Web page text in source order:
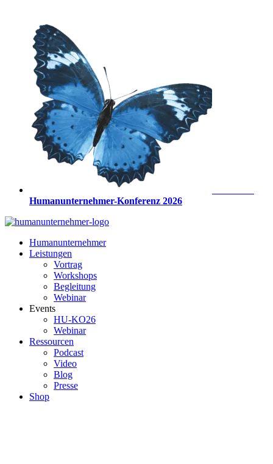
springen
Humanunternehmer-Konferenz 2026
Humanunternehmer
Leistungen
Vortrag
Workshops
Begleitung
Webinar
Events
HU-KO26
Webinar
Ressourcen
Podcast
Video
Blog
Presse
Shop